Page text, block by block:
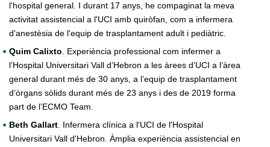
l'hospital general. I durant 17 anys, he compaginat la meva
activitat assistencial a l'UCI amb quiròfan, com a infermera
d'anestèsia de l'equip de trasplantament adult i pediàtric.
Quim Calixto. Experiència professional com infermer a
l’Hospital Universitari Vall d’Hebron a les àrees d’UCI a l’àrea
general durant més de 30 anys, a l’equip de trasplantament
d’òrgans sòlids durant més de 23 anys i des de 2019 forma
part de l’ECMO Team.
Beth Gallart. Infermera clínica a l'UCI de l'Hospital
Universitari Vall d'Hebron. Àmplia experiència assistencial en